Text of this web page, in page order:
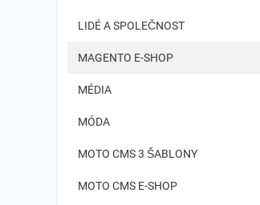
LIDÉ A SPOLEČNOST
MAGENTO E-SHOP
MÉDIA
MÓDA
MOTO CMS 3 ŠABLONY
MOTO CMS E-SHOP